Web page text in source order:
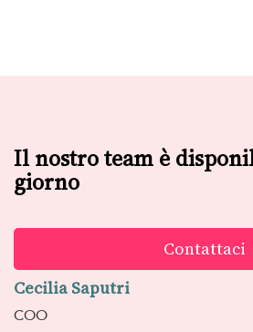
Il nostro team è
giorno
Contattaci
Cecilia Saputri
COO